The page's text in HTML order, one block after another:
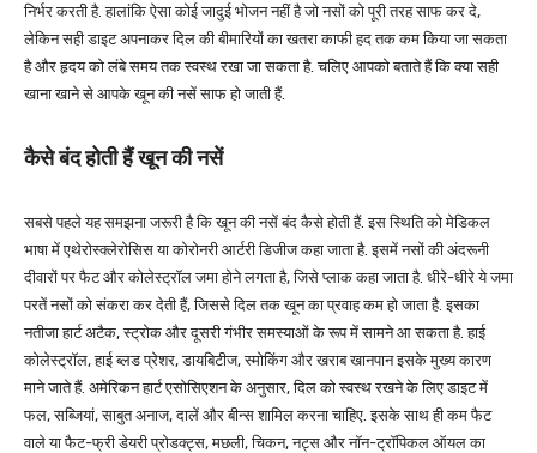
निर्भर करती है. हालांकि ऐसा कोई जादुई भोजन नहीं है जो नसों को पूरी तरह साफ कर दे,
लेकिन सही डाइट अपनाकर दिल की बीमारियों का खतरा काफी हद तक कम किया जा सकता
है और हृदय को लंबे समय तक स्वस्थ रखा जा सकता है. चलिए आपको बताते हैं कि क्या सही
खाना खाने से आपके खून की नसें साफ हो जाती हैं.
कैसे बंद होती हैं खून की नसें
सबसे पहले यह समझना जरूरी है कि खून की नसें बंद कैसे होती हैं. इस स्थिति को मेडिकल
भाषा में एथेरोस्क्लेरोसिस या कोरोनरी आर्टरी डिजीज कहा जाता है. इसमें नसों की अंदरूनी
दीवारों पर फैट और कोलेस्ट्रॉल जमा होने लगता है, जिसे प्लाक कहा जाता है. धीरे-धीरे ये जमा
परतें नसों को संकरा कर देती हैं, जिससे दिल तक खून का प्रवाह कम हो जाता है. इसका
नतीजा हार्ट अटैक, स्ट्रोक और दूसरी गंभीर समस्याओं के रूप में सामने आ सकता है. हाई
कोलेस्ट्रॉल, हाई ब्लड प्रेशर, डायबिटीज, स्मोकिंग और खराब खानपान इसके मुख्य कारण
माने जाते हैं. अमेरिकन हार्ट एसोसिएशन के अनुसार, दिल को स्वस्थ रखने के लिए डाइट में
फल, सब्जियां, साबुत अनाज, दालें और बीन्स शामिल करना चाहिए. इसके साथ ही कम फैट
वाले या फैट-फ्री डेयरी प्रोडक्ट्स, मछली, चिकन, नट्स और नॉन-ट्रॉपिकल ऑयल का